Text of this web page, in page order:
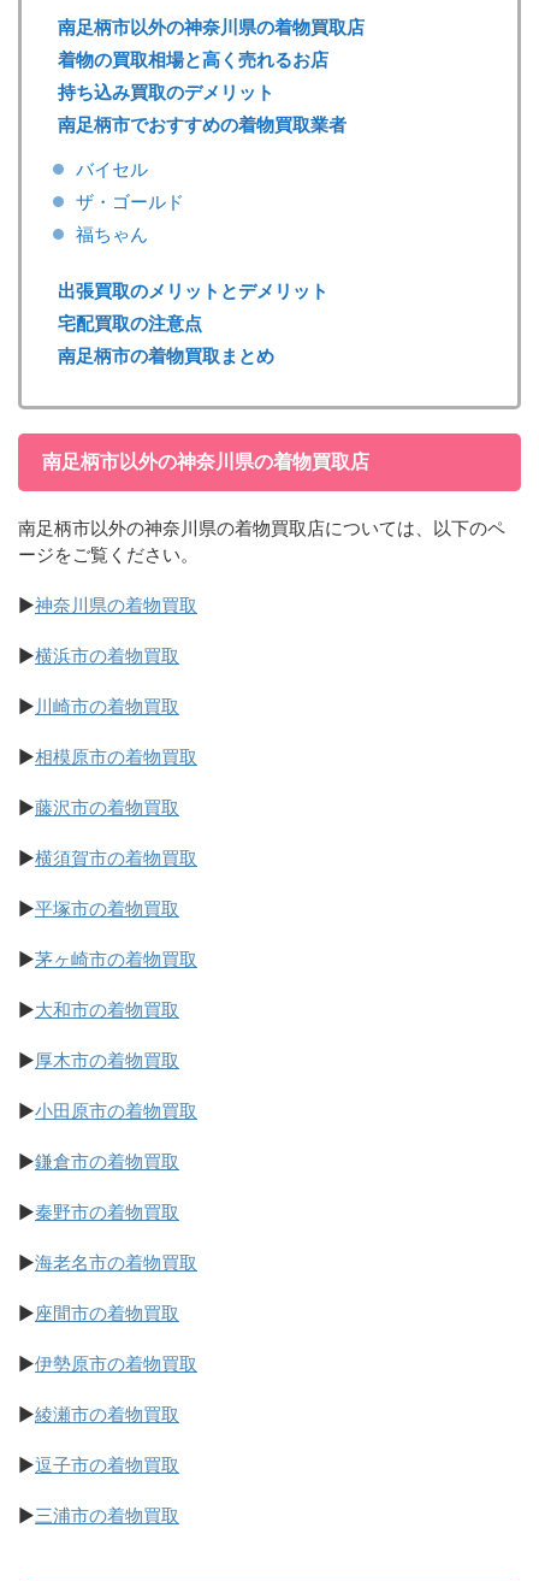
南足柄市以外の神奈川県の着物買取店
着物の買取相場と高く売れるお店
持ち込み買取のデメリット
南足柄市でおすすめの着物買取業者
バイセル
ザ・ゴールド
福ちゃん
出張買取のメリットとデメリット
宅配買取の注意点
南足柄市の着物買取まとめ
南足柄市以外の神奈川県の着物買取店
南足柄市以外の神奈川県の着物買取店については、以下のペ
ージをご覧ください。
▶神奈川県の着物買取
▶横浜市の着物買取
▶川崎市の着物買取
▶相模原市の着物買取
▶藤沢市の着物買取
▶横須賀市の着物買取
▶平塚市の着物買取
▶茅ヶ崎市の着物買取
▶大和市の着物買取
▶厚木市の着物買取
▶小田原市の着物買取
▶鎌倉市の着物買取
▶秦野市の着物買取
▶海老名市の着物買取
▶座間市の着物買取
▶伊勢原市の着物買取
▶綾瀬市の着物買取
▶逗子市の着物買取
▶三浦市の着物買取